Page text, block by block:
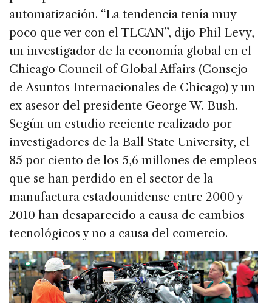
automatización. “La tendencia tenía muy
poco que ver con el TLCAN”, dijo Phil Levy,
un investigador de la economía global en el
Chicago Council of Global Affairs (Consejo
de Asuntos Internacionales de Chicago) y un
ex asesor del presidente George W. Bush.
Según un estudio reciente realizado por
investigadores de la Ball State University, el
85 por ciento de los 5,6 millones de empleos
que se han perdido en el sector de la
manufactura estadounidense entre 2000 y
2010 han desaparecido a causa de cambios
tecnológicos y no a causa del comercio.